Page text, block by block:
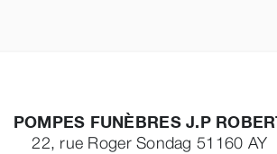
POMPES FUNÈBRES J.P
22, rue Roger Sondag 51160 AY